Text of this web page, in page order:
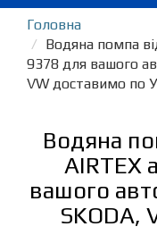
Головна
Водяна помпа
9378 для вашого
VW доставимо по
Водяна
AIRTEX
вашого
SKODA,